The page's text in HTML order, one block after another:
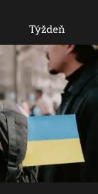
Týždeň